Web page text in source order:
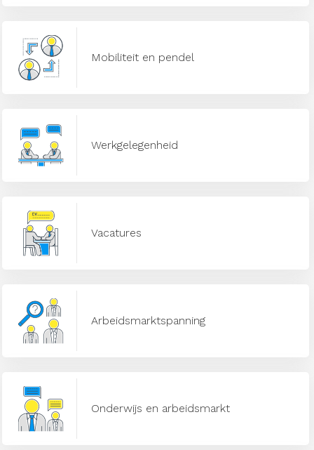
Mobiliteit en pendel
Werkgelegenheid
Vacatures
Arbeidsmarktspanning
Onderwijs en arbeidsmarkt